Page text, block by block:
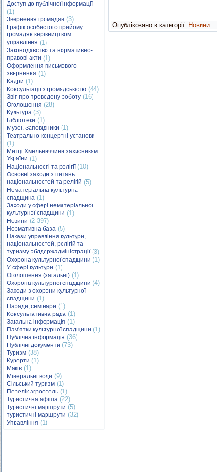
Доступ до публічної інформації
(1)
Звернення громадян (3)
Графік особистого прийому
громадян керівництвом
управління (1)
Законодавство та нормативно-
правові акти (1)
Оформлення письмового
звернення (1)
Кадри (1)
Консультації з громадськістю (44)
Звіт про проведену роботу (16)
Оголошення (28)
Культура (3)
Бібліотеки (1)
Музеї. Заповідники (1)
Театрально-концертні установи
(1)
Митці Хмельниччини захисникам
України (1)
Національності та релігії(10)
Основні заходи з питань
національностей та релігій (5)
Нематеріальна культурна
спадщина (1)
Заходи у сфері нематеріальної
культурної спадщини (1)
Новини (2 397)
Нормативна база (5)
Накази управління культури,
національностей, релігій та
туризму облдержадміністрації(3)
Охорона культурної спадщини (1)
У сфері культури (1)
Оголошення (загальні) (1)
Охорона культурної спадщини (4)
Заходи з охорони культурної
спадщини (1)
Наради, семінари (1)
Консультативна рада (1)
Загальна інформація (1)
Пам'ятки культурної спадщини (1)
Публічна інформація (36)
Публічні документи (73)
Туризм (38)
Курорти (1)
Маків (1)
Мінеральні води (9)
Сільський туризм (1)
Перелік агроосель (1)
Туристична афіша (22)
Туристичні маршрути (5)
туристичні маршрути (32)
Управління (1)
Опубліковано в категорії: Новини